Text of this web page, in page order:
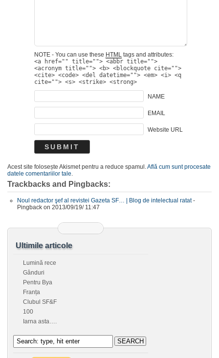
NOTE - You can use these HTML tags and attributes:
<a href="" title=""> <abbr title="">
<acronym title=""> <b> <blockquote cite="">
<cite> <code> <del datetime=""> <em> <i> <q
cite=""> <s> <strike> <strong>
NAME
EMAIL
Website URL
Acest site folosește Akismet pentru a reduce spamul. Află cum sunt procesate
datele comentariilor tale
Trackbacks and Pingbacks:
Noul redactor şef al revistei Gazeta SF… | Blog de intelectual ratat-
Pingback on 2013/09/19/ 11:47
Ultimile articole
Lumină rece
Gânduri
Pentru Bya
Franța
Clubul SF&F
100
Iarna asta….